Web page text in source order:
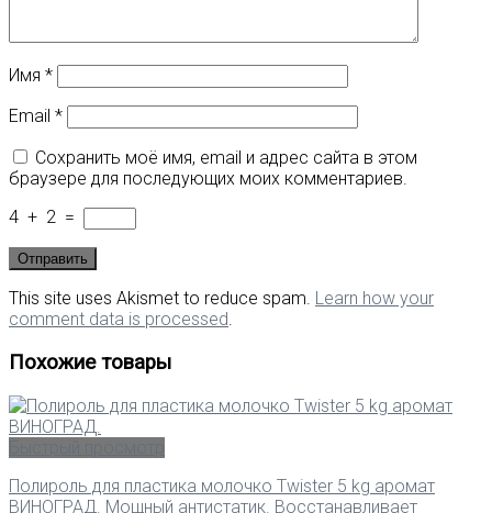
Имя *
Email *
Сохранить моё имя, email и адрес сайта в этом
браузере для последующих моих комментариев.
4 + 2 =
This site uses Akismet to reduce spam. Learn how your
comment data is processed.
Похожие товары
Полироль для пластика молочко Twister 5 kg аромат
ВИНОГРАД. Мощный антистатик. Восстанавливает